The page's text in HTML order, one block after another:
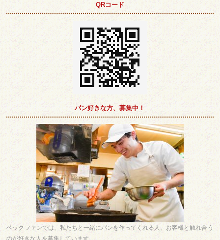
QRコード
パン好きな方、募集中！
ベックファンでは、私たちと一緒にパンを作ってくれる人、お客様と触れ合う
のが好きな人を募集しています。